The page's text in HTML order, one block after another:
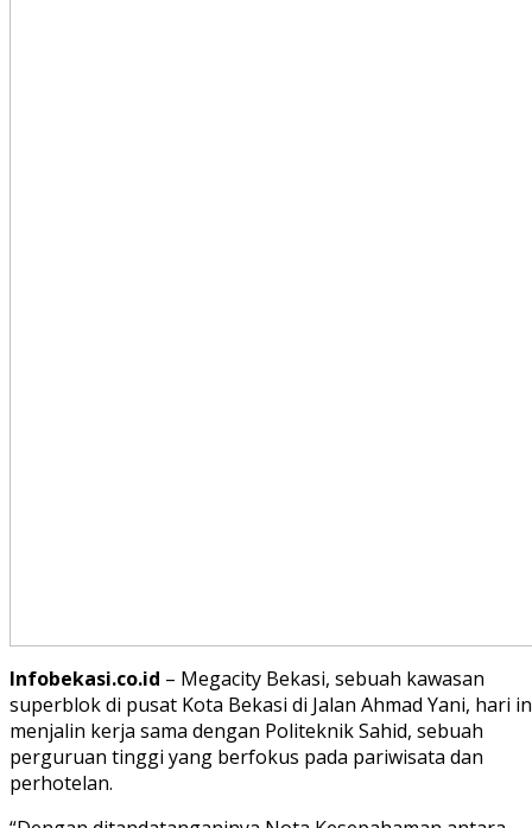
Infobekasi.co.id – Megacity Bekasi, sebuah kawasan
superblok di pusat Kota Bekasi di Jalan Ahmad Yani, hari
menjalin kerja sama dengan Politeknik Sahid, sebuah
perguruan tinggi yang berfokus pada pariwisata dan
perhotelan.